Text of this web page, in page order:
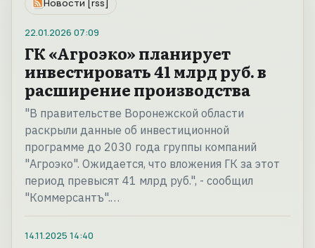
Новости [rss]
22.01.2026 07:09
ГК «Агроэко» планирует
инвестировать 41 млрд руб. в
расширение производства
"В правительстве Воронежской области
раскрыли данные об инвестиционной
программе до 2030 года группы компаний
"Агроэко". Ожидается, что вложения ГК за этот
период превысят 41 млрд руб.", - сообщил
"Коммерсантъ".…
14.11.2025 14:40